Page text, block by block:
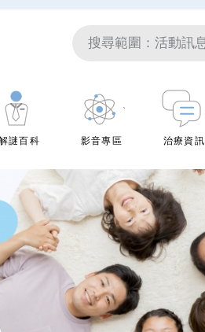
謎百科 影音專區 治療資訊